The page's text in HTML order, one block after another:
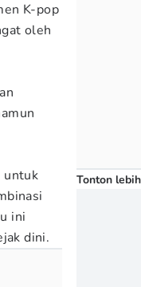
K-pop
oleh
untuk
ini
dini.
Tonton